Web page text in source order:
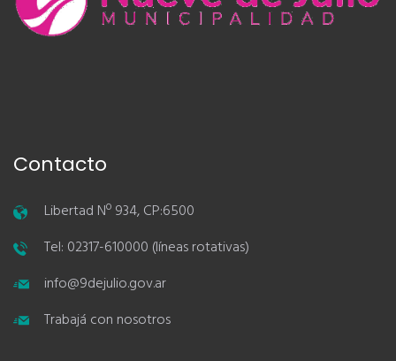
Contacto
Libertad Nº 934, CP:6500
Tel: 02317-610000 (líneas rotativas)
info@9dejulio.gov.ar
Trabajá con nosotros